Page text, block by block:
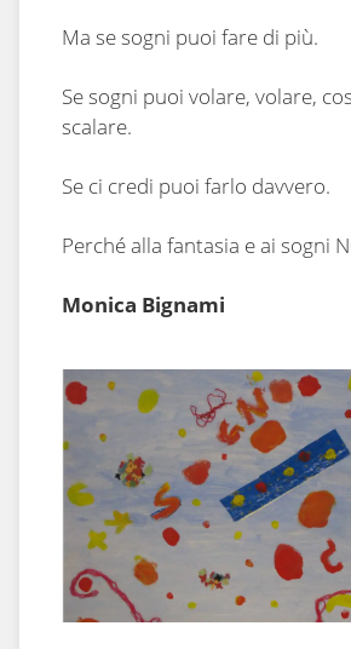
Ma se sogni puoi fare di più.
Se sogni puoi volare, volare,
scalare.
Se ci credi puoi farlo davvero.
Perché alla fantasia e ai sogni
Monica Bignami